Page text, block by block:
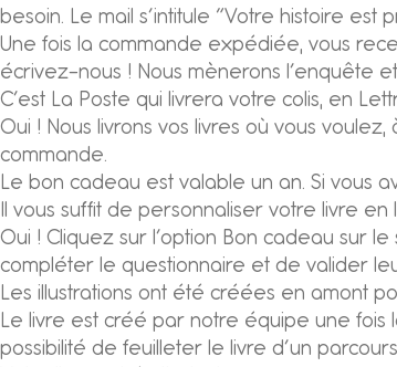
besoin. Le mail s’intitule “Votre histoire est
Une fois la commande expédiée, vous
écrivez-nous ! Nous mènerons l’enquête
C’est La Poste qui livrera votre colis, en
Oui ! Nous livrons vos livres où vous
commande.
Le bon cadeau est valable un an. Si vous
Il vous suffit de personnaliser votre livre
Oui ! Cliquez sur l’option Bon cadeau sur
compléter le questionnaire et de valider
Les illustrations ont été créées en amont
Le livre est créé par notre équipe une fois
possibilité de feuilleter le livre d’un